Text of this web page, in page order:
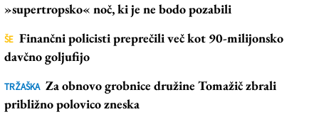
»supertropsko« noč, ki je ne bodo pozabili
ŠE Finančni policisti preprečili več kot 90-milijonsko
davčno goljufijo
TRŽAŠKA Za obnovo grobnice družine Tomažič zbrali
približno polovico zneska